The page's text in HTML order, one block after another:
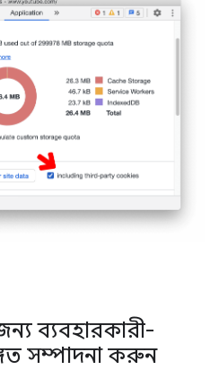
ব্যবহারকারী-
সম্পাদনা করুন